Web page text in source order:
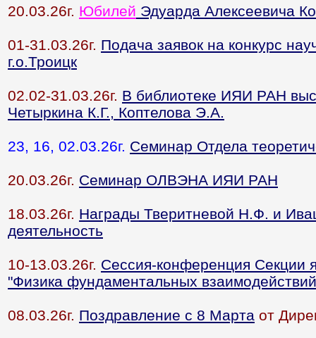
20.03.26г. Юбилей Эдуарда Алексеевича
01-31.03.26г. Подача заявок на конкурс
г.о.Троицк
02.02-31.03.26г. В библиотеке ИЯИ РАН
Четыркина К.Г., Коптелова Э.А.
23, 16, 02.03.26г. Семинар Отдела
20.03.26г. Семинар ОЛВЭНА ИЯИ РАН
18.03.26г. Награды Тверитневой Н.Ф. и
деятельность
10-13.03.26г. Сессия-конференция
"Физика фундаментальных
08.03.26г. Поздравление с 8 Марта от